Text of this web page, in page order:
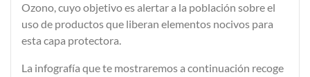
Ozono, cuyo objetivo es alertar a la población sobre el
uso de productos que liberan elementos nocivos para
esta capa protectora.
La infografía que te mostraremos a continuación recoge